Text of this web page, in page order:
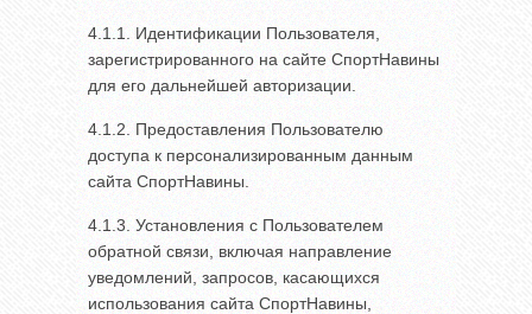
4.1.1. Идентификации Пользователя,
зарегистрированного на сайте СпортНавины
для его дальнейшей авторизации.
4.1.2. Предоставления Пользователю
доступа к персонализированным данным
сайта СпортНавины.
4.1.3. Установления с Пользователем
обратной связи, включая направление
уведомлений, запросов, касающихся
использования сайта СпортНавины,